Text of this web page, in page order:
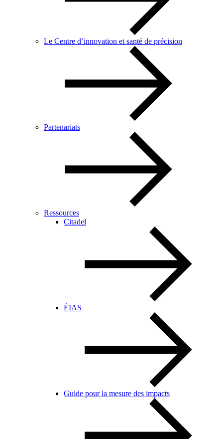
Le Centre d’innovation et santé de précision
Partenariats
Ressources
Citadel
ÉIAS
Guide pour la mesure des impacts